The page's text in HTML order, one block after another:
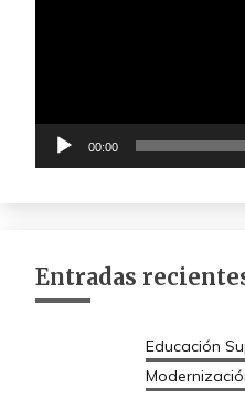
00:00
Entradas
Educación